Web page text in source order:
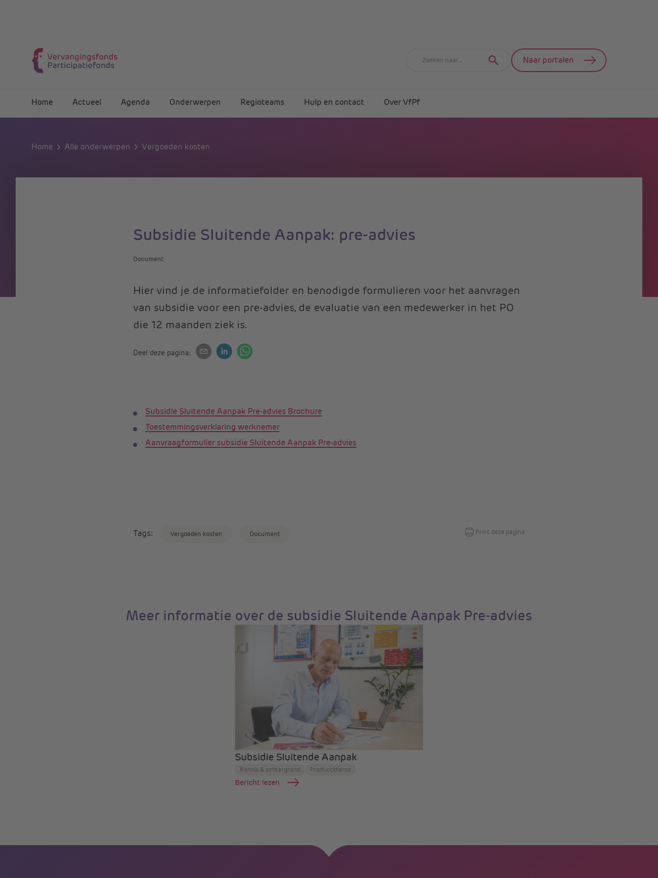
Home Actueel Agenda Onderwerpen Regioteams Hulp en contact Over VfPf
Naar portalen
Home Alle onderwerpen Vergoeden kosten
Subsidie Sluitende Aanpak: pre-advies
Document
Hier vind je de informatiefolder en benodigde formulieren voor het aanvragen
van subsidie voor een pre-advies, de evaluatie van een medewerker in het PO
die 12 maanden ziek is.
Deel deze pagina:
Subsidie Sluitende Aanpak Pre-advies Brochure
Toestemmingsverklaring werknemer
Aanvraagformulier subsidie Sluitende Aanpak Pre-advies
Tags: Vergoeden kosten Document Print deze pagina
Meer informatie over de subsidie Sluitende Aanpak Pre-advies
Subsidie Sluitende Aanpak
Kennis & achtergrond Product/dienst
Bericht lezen